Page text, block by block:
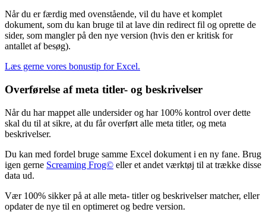
Når du er færdig med ovenstående, vil du have et komplet
dokument, som du kan bruge til at lave din redirect fil og oprette de
sider, som mangler på den nye version (hvis den er kritisk for
antallet af besøg).
Læs gerne vores bonustip for Excel.
Overførelse af meta titler- og beskrivelser
Når du har mappet alle undersider og har 100% kontrol over dette
skal du til at sikre, at du får overført alle meta titler, og meta
beskrivelser.
Du kan med fordel bruge samme Excel dokument i en ny fane. Brug
igen gerne Screaming Frog© eller et andet værktøj til at trække disse
data ud.
Vær 100% sikker på at alle meta- titler og beskrivelser matcher, eller
opdater de nye til en optimeret og bedre version.